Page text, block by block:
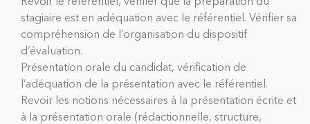
stagiaire est en adéquation avec le référentiel. Vérifier sa
compréhension de l’organisation du dispositif
d’évaluation.
Présentation orale du candidat, vérification de
l’adéquation de la présentation avec le référentiel.
Revoir les notions nécessaires à la présentation écrite et
à la présentation orale (rédactionnelle, structure,